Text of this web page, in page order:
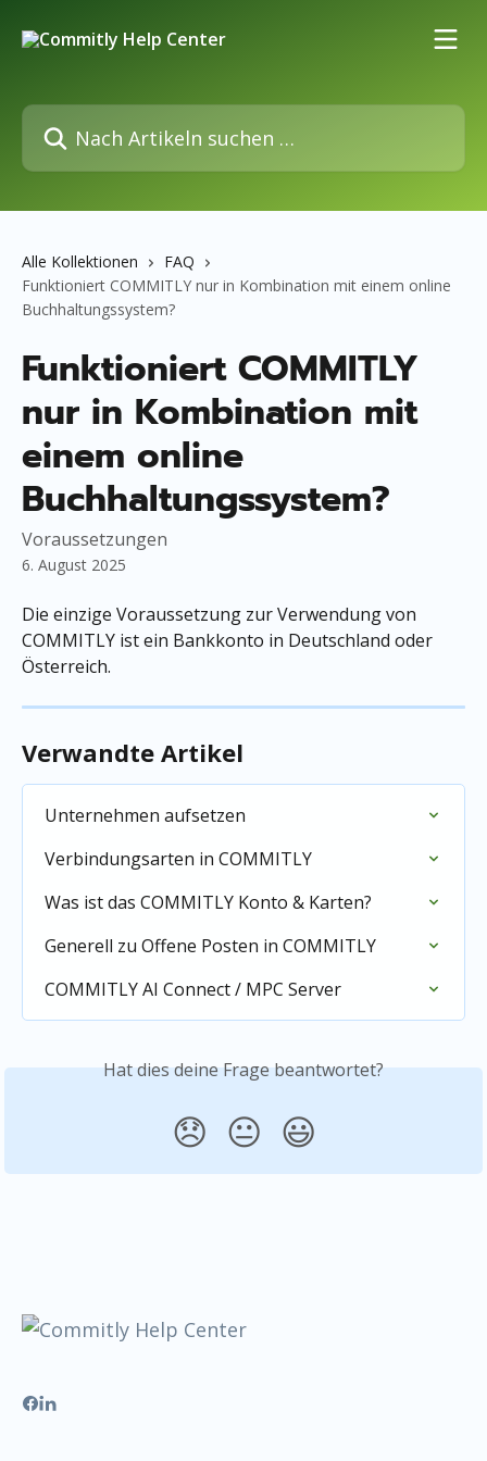
Nach Artikeln suchen …
Alle Kollektionen
FAQ
Funktioniert COMMITLY nur in Kombination mit einem online
Buchhaltungssystem?
Funktioniert COMMITLY
nur in Kombination mit
einem online
Buchhaltungssystem?
Voraussetzungen
6. August 2025
Die einzige Voraussetzung zur Verwendung von
COMMITLY ist ein Bankkonto in Deutschland oder
Österreich.
Verwandte Artikel
Unternehmen aufsetzen
Verbindungsarten in COMMITLY
Was ist das COMMITLY Konto & Karten?
Generell zu Offene Posten in COMMITLY
COMMITLY AI Connect / MPC Server
Hat dies deine Frage beantwortet?
😞 😐 😃